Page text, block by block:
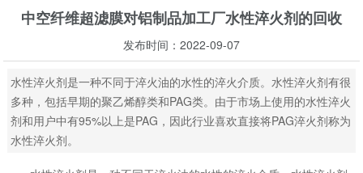
中空纤维超滤膜对铝制品加工厂水性淬火剂的回收
发布时间：2022-09-07
水性淬火剂是一种不同于淬火油的水性的淬火介质。水性淬火剂有很
多种，包括早期的聚乙烯醇类和PAG类。由于市场上使用的水性淬火
剂和用户中有95%以上是PAG，因此行业喜欢直接将PAG淬火剂称为
水性淬火剂。